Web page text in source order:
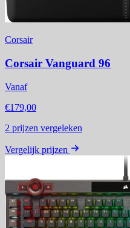
Corsair
Corsair Vanguard 96
Vanaf
€179,00
2 prijzen vergeleken
Vergelijk prijzen